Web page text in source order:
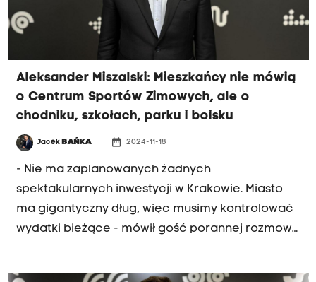
Aleksander Miszalski: Mieszkańcy nie mówią
o Centrum Sportów Zimowych, ale o
chodniku, szkołach, parku i boisku
Jacek BAŃKA date_range 2024-11-18
- Nie ma zaplanowanych żadnych
spektakularnych inwestycji w Krakowie. Miasto
ma gigantyczny dług, więc musimy kontrolować
wydatki bieżące - mówił gość porannej rozmowy